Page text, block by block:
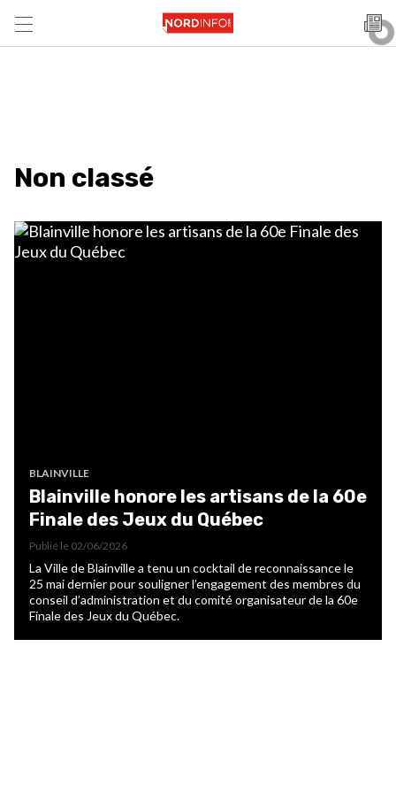
Non classé
BLAINVILLE
Blainville honore les artisans de la 60e
Finale des Jeux du Québec
Publié le 02/06/2026
La Ville de Blainville a tenu un cocktail de reconnaissance le
25 mai dernier pour souligner l’engagement des membres du
conseil d’administration et du comité organisateur de la 60e
Finale des Jeux du Québec.